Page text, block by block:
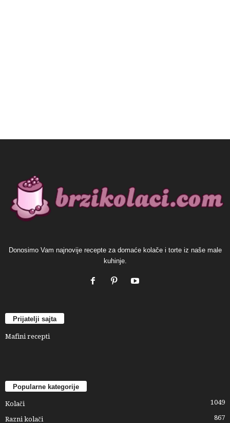
Donosimo Vam najnovije recepte za domaće kolače i torte iz naše male
kuhinje.
Prijatelji sajta
Mafini recepti
Popularne kategorije
Kolači 1049
Razni kolači 867